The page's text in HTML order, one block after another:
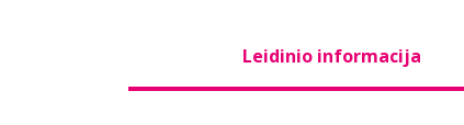
Leidinio informacija